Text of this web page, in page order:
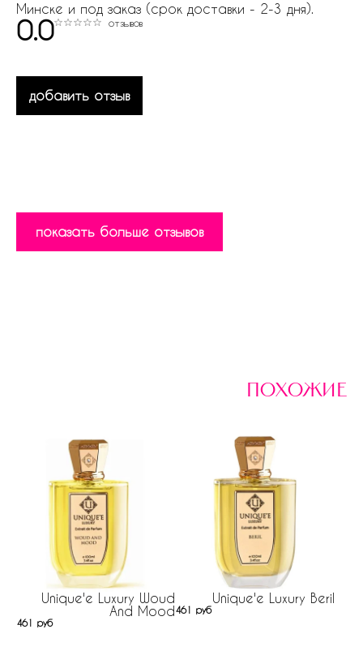
Минске и под заказ (срок доставки - 2-3 дня).
0.0 отзывов
добавить отзыв
показать больше отзывов
похожие
Unique'e Luxury Woud
And Mood
461 руб
Unique'e Luxury Beril
461 руб